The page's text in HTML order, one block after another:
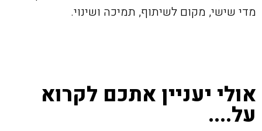
מדי שישי, מקום לשיתוף, תמיכה ושינוי.
אולי יעניין אתכם לקרוא
על....